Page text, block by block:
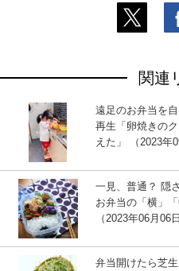
関連
遠足のお弁当を
再生「卵焼きの
えた」 （2023年
一見、普通？ 隠
お弁当の「横」
（2023年06月06日
弁当開けたら芝